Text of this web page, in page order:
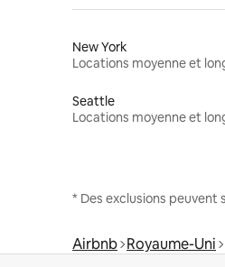
New York
Seattle
* Des exclusions
Airbnb Royaume-Uni